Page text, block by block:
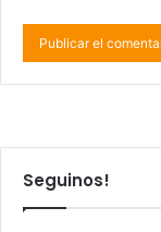
Seguinos!